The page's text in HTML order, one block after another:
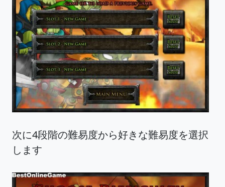
次に4段階の難易度から好きな難易度を選択
します